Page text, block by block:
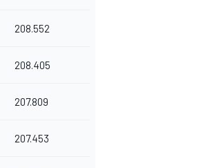
208.552
208.405
207.809
207.453